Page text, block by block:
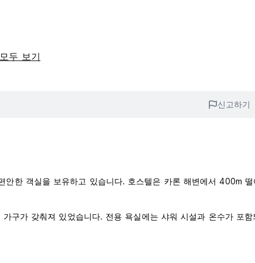
두 보기
신고하기
한 객실을 보유하고 있습니다. 호스텔은 카론 해변에서 400m
구가 갖춰져 있었습니다. 전용 욕실에는 샤워 시설과 온수가 포함